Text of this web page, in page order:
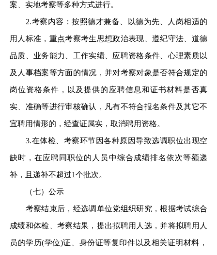
案、实地考察等多种方式进行。
2.考察内容：按照德才兼备、以德为先、人岗相适的
用人标准，重点考察考生思想政治表现、遵纪守法、道德
品质、业务能力、工作实绩、应聘资格条件、心理素质以
及人事档案等方面的情况，并对考察对象是否符合规定的
岗位资格条件，以及提供的应聘信息和证书材料是否真
实、准确等进行审核确认，凡有不符合报名条件及其它不
宜聘用情形的，经查证属实，取消聘用资格。
3.在体检、考察环节因各种原因导致选调职位出现空
缺时，在应聘同职位的人员中综合成绩排名依次等额递
补，且递补不超过1个批次。
（七）公示
考察结束后，经选调单位党组织研究，根据考试综合
成绩和体检、考察结果，提出拟聘用人选，并将拟聘用人
员的学历(学位)证、身份证等复印件以及相关证明材料，